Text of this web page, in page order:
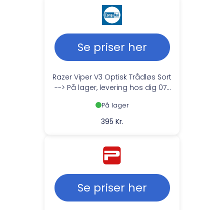
Se priser her
Razer Viper V3 Optisk Trådløs Sort
--> På lager, levering hos dig 07-
På lager
395 Kr.
Se priser her